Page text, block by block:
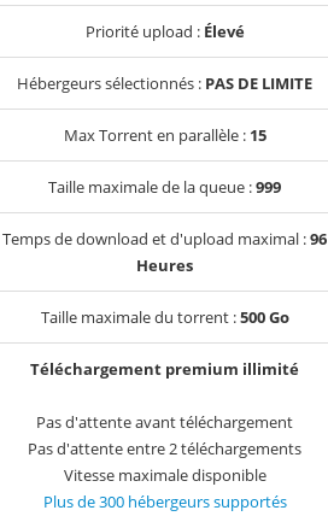
Priorité upload : Élevé
Hébergeurs sélectionnés : PAS DE LIMITE
Max Torrent en parallèle : 15
Taille maximale de la queue :999
Temps de download et d'upload maximal :96
Heures
Taille maximale du torrent :500 Go
Téléchargement premium illimité
Pas d'attente avant téléchargement
Pas d'attente entre 2 téléchargements
Vitesse maximale disponible
Plus de 300 hébergeurs supportés